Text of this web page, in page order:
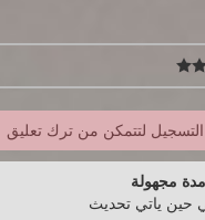
لتتمكن من ترك تعليق
مجهولة
حين ياتي تحديث